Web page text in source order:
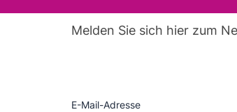
Melden Sie sich hier zum
E-Mail-Adresse